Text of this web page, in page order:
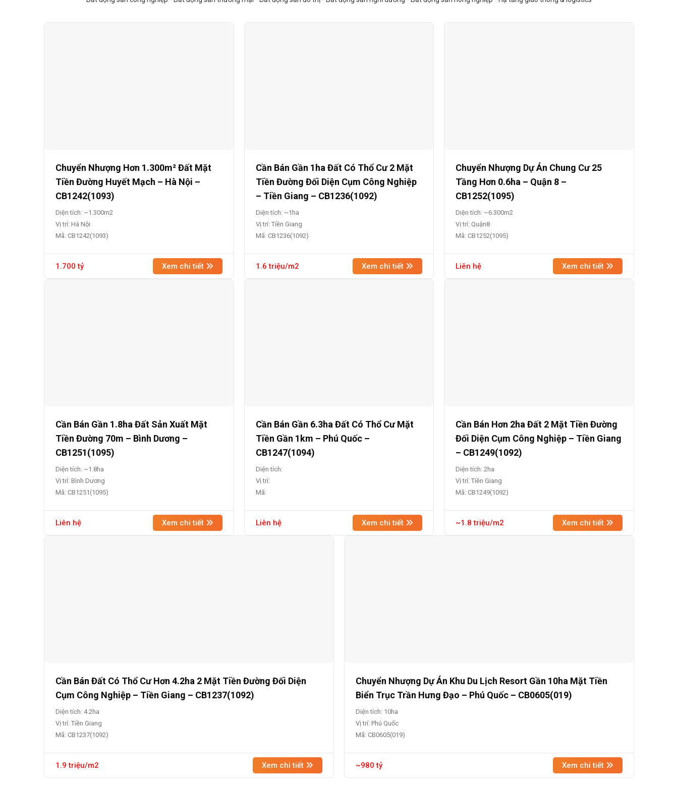
Chuyển Nhượng Hơn 1.300m² Đất Mặt
Tiền Đường Huyết Mạch – Hà Nội –
CB1242(1093)
Diện tích: ~1.300m2
Vị trí: Hà Nội
Mã: CB1242(1093)
1.700 tỷ Xem chi tiết
Cần Bán Gần 1ha Đất Có Thổ Cư 2 Mặt
Tiền Đường Đối Diện Cụm Công Nghiệp
– Tiền Giang – CB1236(1092)
Diện tích: ~1ha
Vị trí: Tiền Giang
Mã: CB1236(1092)
1.6 triệu/m2 Xem chi tiết
Chuyển Nhượng Dự Án Chung Cư 25
Tầng Hơn 0.6ha – Quận 8 –
CB1252(1095)
Diện tích: ~6.300m2
Vị trí: Quận8
Mã: CB1252(1095)
Liên hệ Xem chi tiết
Cần Bán Gần 1.8ha Đất Sản Xuất Mặt
Tiền Đường 70m – Bình Dương –
CB1251(1095)
Diện tích: ~1.8ha
Vị trí: Bình Dương
Mã: CB1251(1095)
Liên hệ Xem chi tiết
Cần Bán Gần 6.3ha Đất Có Thổ Cư Mặt
Tiền Gần 1km – Phú Quốc –
CB1247(1094)
Diện tích:
Vị trí:
Mã:
Liên hệ Xem chi tiết
Cần Bán Hơn 2ha Đất 2 Mặt Tiền Đường
Đối Diện Cụm Công Nghiệp – Tiền Giang
– CB1249(1092)
Diện tích: 2ha
Vị trí: Tiền Giang
Mã: CB1249(1092)
~1.8 triệu/m2 Xem chi tiết
Cần Bán Đất Có Thổ Cư Hơn 4.2ha 2 Mặt Tiền Đường Đối Diện
Cụm Công Nghiệp – Tiền Giang – CB1237(1092)
Diện tích: 4.2ha
Vị trí: Tiền Giang
Mã: CB1237(1092)
1.9 triệu/m2 Xem chi tiết
Chuyển Nhượng Dự Án Khu Du Lịch Resort Gần 10ha Mặt Tiền
Biển Trục Trần Hưng Đạo – Phú Quốc – CB0605(019)
Diện tích: 10ha
Vị trí: Phú Quốc
Mã: CB0605(019)
~980 tỷ Xem chi tiết